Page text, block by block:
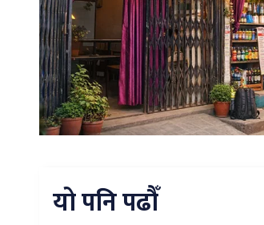
यो पनि पढौँ